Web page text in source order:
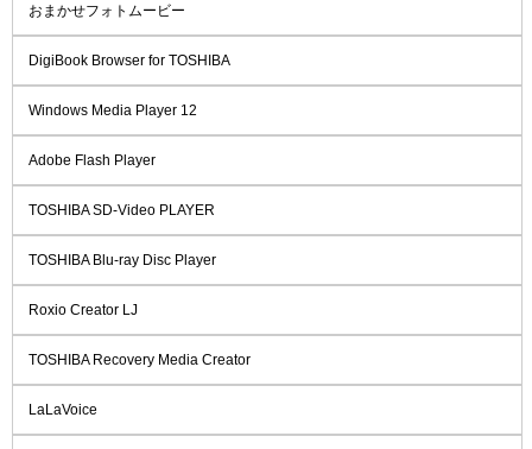
おまかせフォトムービー
DigiBook Browser for TOSHIBA
Windows Media Player 12
Adobe Flash Player
TOSHIBA SD-Video PLAYER
TOSHIBA Blu-ray Disc Player
Roxio Creator LJ
TOSHIBA Recovery Media Creator
LaLaVoice